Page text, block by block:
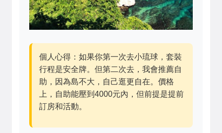
個人心得：如果你第一次去小琉球，套裝
行程是安全牌。但第二次去，我會推薦自
助，因為島不大，自己逛更自在。價格
上，自助能壓到4000元內，但前提是提前
訂房和活動。